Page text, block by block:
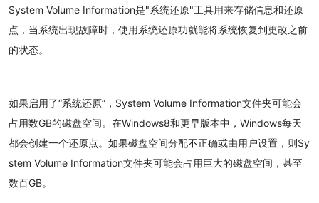
System Volume Information是"系统还原"工具用来存储信息和还原
点，当系统出现故障时，使用系统还原功就能将系统恢复到更改之前
的状态。
如果启用了“系统还原”，System Volume Information文件夹可能会
占用数GB的磁盘空间。在Windows8和更早版本中，Windows每天
都会创建一个还原点。如果磁盘空间分配不正确或由用户设置，则Sy
stem Volume Information文件夹可能会占用巨大的磁盘空间，甚至
数百GB。